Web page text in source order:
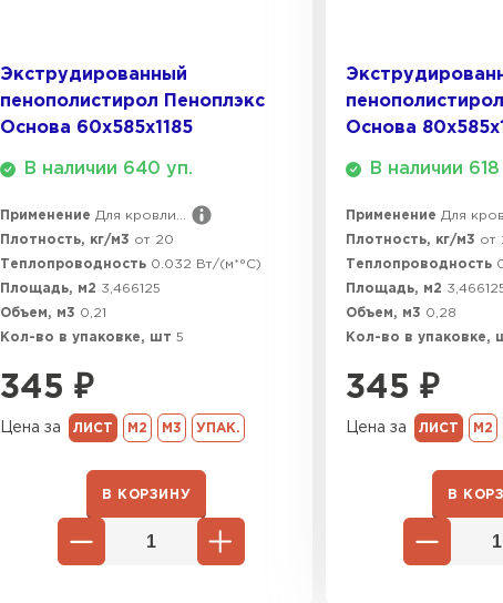
Экструдированный
пенополистирол Пеноплэкс
Основа 60х585х1185
В наличии 640 уп.
Применение Для кровли...
Плотность, кг/м3 от 20
Теплопроводность 0.032 Вт/(м*°C)
Площадь, м2 3,466125
Объем, м3 0,21
Кол-во в упаковке, шт 5
345 ₽
Цена за ЛИСТ М2 М3 УПАК.
В КОРЗИНУ
Основа
В наличии 618
Применение Для
Плотность, кг/м3 от
Теплопроводность
Площадь, м2
Объем, м3 0,28
Кол-во в упаковке,
345 ₽
Цена за ЛИСТ М2
В
ВСЕ ПРОИЗВОДИТЕЛИ